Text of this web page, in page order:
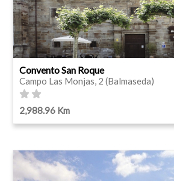
Convento San Roque
Campo Las Monjas, 2 (Balmaseda)
2,988.96 Km